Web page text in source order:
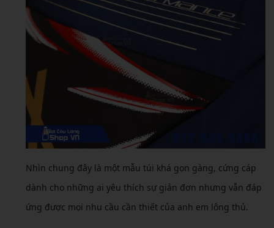
Nhìn chung đây là một mẫu túi khá gọn gàng, cứng cáp
dành cho những ai yêu thích sự giản đơn nhưng vẫn đáp
ứng được mọi nhu cầu cần thiết của anh em lông thủ.